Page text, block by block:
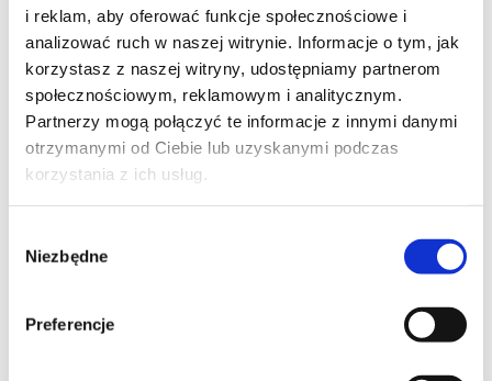
i reklam, aby oferować funkcje społecznościowe i
analizować ruch w naszej witrynie. Informacje o tym, jak
korzystasz z naszej witryny, udostępniamy partnerom
społecznościowym, reklamowym i analitycznym.
Partnerzy mogą połączyć te informacje z innymi danymi
otrzymanymi od Ciebie lub uzyskanymi podczas
korzystania z ich usług.
zgody
Niezbędne
Preferencje